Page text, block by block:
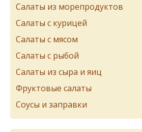
Салаты из морепродуктов
Салаты с курицей
Салаты с мясом
Салаты с рыбой
Салаты из сыра и яиц
Фруктовые салаты
Соусы и заправки